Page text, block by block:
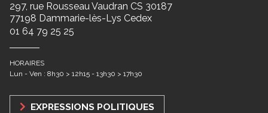
297, rue Rousseau Vaudran CS 30187
77198 Dammarie-lès-Lys Cedex
01 64 79 25 25
HORAIRES
Lun - Ven : 8h30 > 12h15 - 13h30 > 17h30
EXPRESSIONS POLITIQUES